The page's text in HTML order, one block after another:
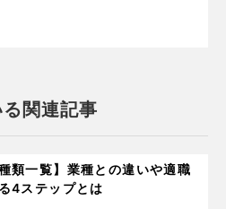
関連記事
種類一覧】業種との違いや適職
4ステップとは